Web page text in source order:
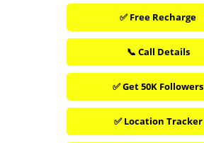
✅ Free Recharge
📞 Call Details
✅ Get 50K Followers
✅ Location Tracker